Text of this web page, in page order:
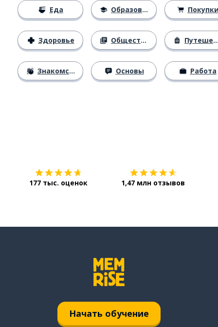
Еда
Здоровье
Знакомство
Образование
Общество
Основы
Путешествия
Работа
177 тыс. оценок 1,47 млн отзывов
Начать обучение